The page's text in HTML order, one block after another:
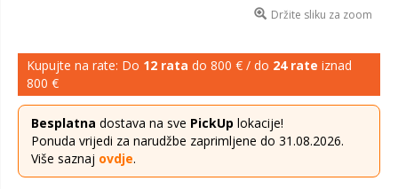
Držite sliku za zoom
Kupujte na rate: Do 12 rata do 800 € / do 24 rate iznad
800 €
Besplatna dostava na sve PickUp lokacije!
Ponuda vrijedi za narudžbe zaprimljene do 31.08.2026.
Više saznaj ovdje.